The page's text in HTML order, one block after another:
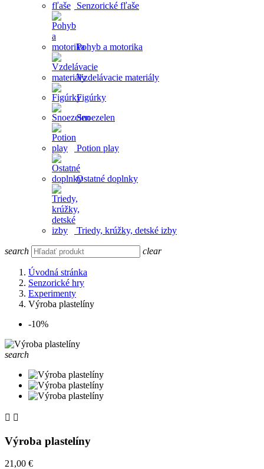
Senzorické fľaše
Pohyb a motorika
Vzdelávacie materiály
Figúrky
Snoezelen
Potion play
Ostatné doplnky
Triedy, krúžky, detské izby
search clear
Úvodná stránka
Senzorické hry
Experimenty
Výroba plastelíny
-10%
search
 
Výroba plastelíny
21,00 €